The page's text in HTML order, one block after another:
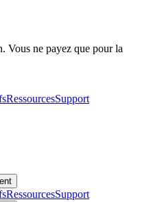
Vous ne payez que pour la
RessourcesSupport
RessourcesSupport